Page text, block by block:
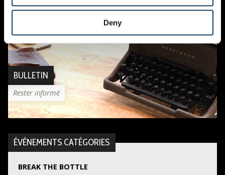
Deny
BULLETIN
Rester informé
ÉVÉNEMENTS CATÉGORIES
BREAK THE BOTTLE